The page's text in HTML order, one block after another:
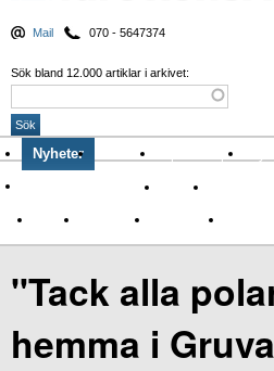
Mail 070 - 5647374
Sök bland 12.000 artiklar i arkivet:
Nyheter Krönikor Sport & spel
Om Idrottens Affärer
Affärer I spåren
Namn Sponsring TV-nyheter
"Tack alla
hemma i